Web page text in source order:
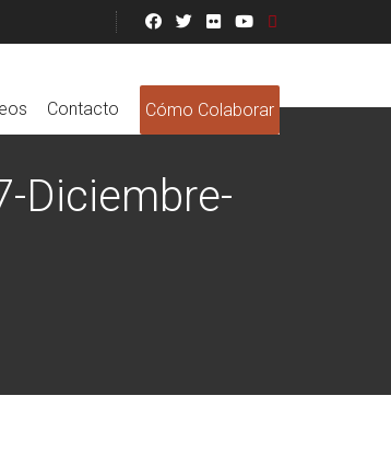
Contacto Cómo Colaborar
Diciembre-